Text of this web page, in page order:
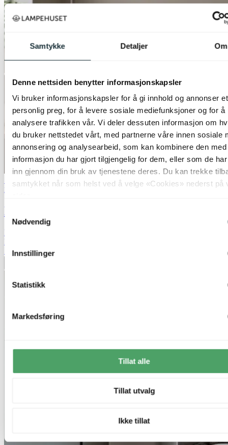
Samtykke Detaljer Om
Denne nettsiden benytter informasjonskapsler
Vi bruker informasjonskapsler for å gi innhold og annonser et
personlig preg, for å levere sosiale mediefunksjoner og for å
analysere trafikken vår. Vi deler dessuten informasjon om
du bruker nettstedet vårt, med partnerne våre innen sosiale
annonsering og analysearbeid, som kan kombinere den med
informasjon du har gjort tilgjengelig for dem, eller som de
inn gjennom din bruk av tjenestene deres. Du kan trekke
samtykket når som helst ved å velge «Cookies» nederst på
Nødvendig
Innstillinger
Statistikk
Markedsføring
Tillat alle
Tillat utvalg
Ikke tillat
50% på nesten alle gulvlamper
Nova Life
Lina leselampe gulv 1lys 150cm beige
kr 999,-
kr 1 999,-
Siste laveste pris: